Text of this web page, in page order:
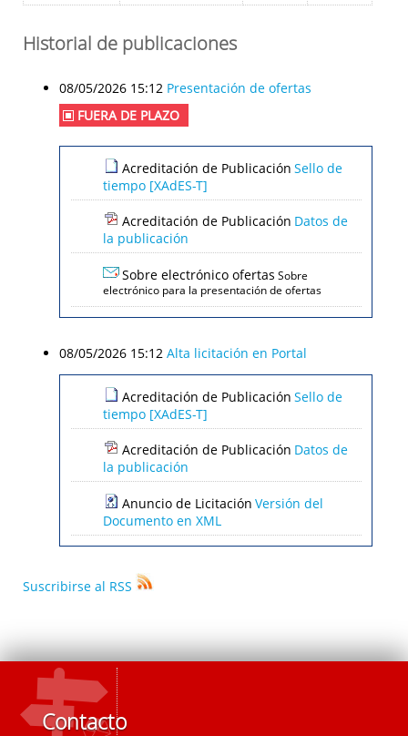
Historial de publicaciones
08/05/2026 15:12 Presentación de ofertas
FUERA DE PLAZO
Acreditación de Publicación Sello de
tiempo [XAdES-T]
Acreditación de Publicación Datos de
la publicación
Sobre electrónico ofertas Sobre
electrónico para la presentación de ofertas
08/05/2026 15:12 Alta licitación en Portal
Acreditación de Publicación Sello de
tiempo [XAdES-T]
Acreditación de Publicación Datos de
la publicación
Anuncio de Licitación Versión del
Documento en XML
Suscribirse al RSS
Contacto